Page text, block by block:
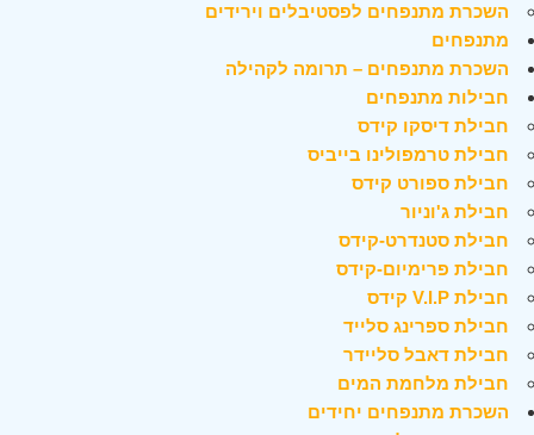
השכרת מתנפחים לפסטיבלים וירידים
מתנפחים
השכרת מתנפחים – תרומה לקהילה
חבילות מתנפחים
חבילת דיסקו קידס
חבילת טרמפולינו בייביס
חבילת ספורט קידס
חבילת ג'וניור
חבילת סטנדרט-קידס
חבילת פרימיום-קידס
חבילת V.I.P קידס
חבילת ספרינג סלייד
חבילת דאבל סליידר
חבילת מלחמת המים
השכרת מתנפחים יחידים